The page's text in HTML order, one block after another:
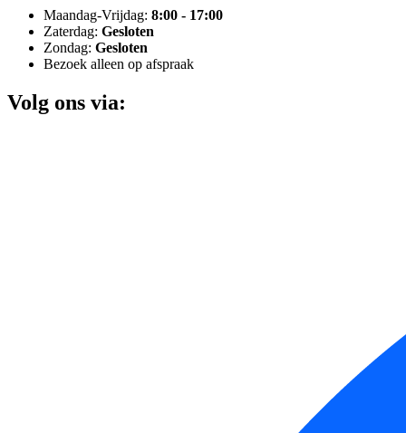
Maandag-Vrijdag: 8:00 - 17:00
Zaterdag: Gesloten
Zondag: Gesloten
Bezoek alleen op afspraak
Volg ons via: